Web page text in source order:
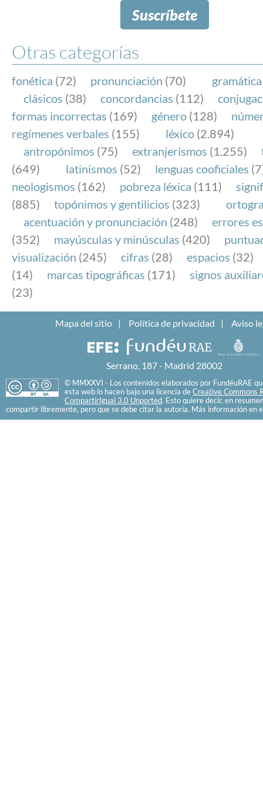
Suscríbete
Otras categorías
fonética (72) pronunciación (70) gramática
clásicos (38) concordancias (112)
formas incorrectas (169) género (128)
regímenes verbales (155) léxico (2.894)
antropónimos (75) extranjerismos (1.255)
(649)
latinismos (52) lenguas cooficiales
neologismos (162) pobreza léxica (111)
(885)
topónimos y gentilicios (323)
acentuación y pronunciación (248)
errores
(352)
mayúsculas y minúsculas (420)
visualización (245) cifras (28) espacios (32)
(14)
marcas tipográficas (171)
signos
(23)
Mapa del sitio Política de privacidad Aviso
Serrano, 187 - Madrid 28002
© MMXXVI - Los contenidos elaborados por FundéuRAE
esta web lo hacen bajo una licencia de Creative Commons
CompartirIgual 3.0 Unported. Esto quiere decir, en
compartir libremente, pero que se debe citar la autoría. Más información en